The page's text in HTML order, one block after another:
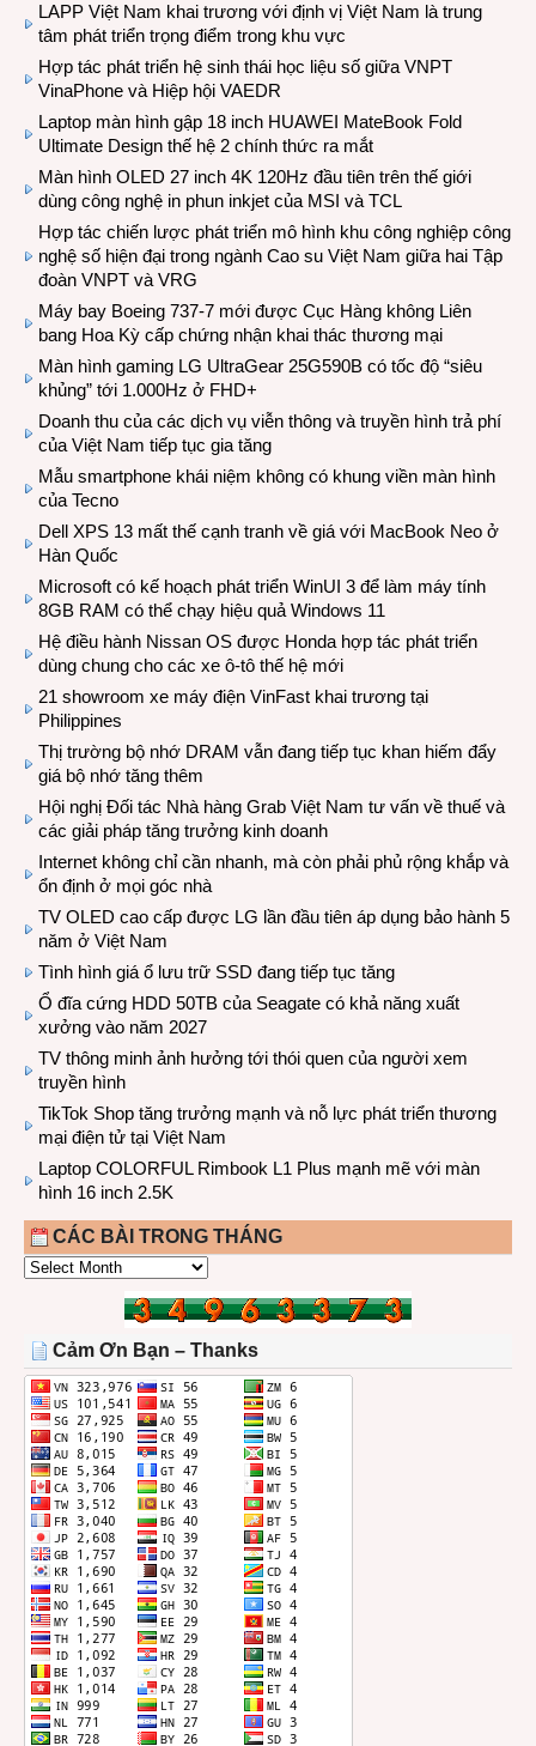
LAPP Việt Nam khai trương với định vị Việt Nam là trung
tâm phát triển trọng điểm trong khu vực
Hợp tác phát triển hệ sinh thái học liệu số giữa VNPT
VinaPhone và Hiệp hội VAEDR
Laptop màn hình gập 18 inch HUAWEI MateBook Fold
Ultimate Design thế hệ 2 chính thức ra mắt
Màn hình OLED 27 inch 4K 120Hz đầu tiên trên thế giới
dùng công nghệ in phun inkjet của MSI và TCL
Hợp tác chiến lược phát triển mô hình khu công nghiệp công
nghệ số hiện đại trong ngành Cao su Việt Nam giữa hai Tập
đoàn VNPT và VRG
Máy bay Boeing 737-7 mới được Cục Hàng không Liên
bang Hoa Kỳ cấp chứng nhận khai thác thương mại
Màn hình gaming LG UltraGear 25G590B có tốc độ “siêu
khủng” tới 1.000Hz ở FHD+
Doanh thu của các dịch vụ viễn thông và truyền hình trả phí
của Việt Nam tiếp tục gia tăng
Mẫu smartphone khái niệm không có khung viền màn hình
của Tecno
Dell XPS 13 mất thế cạnh tranh về giá với MacBook Neo ở
Hàn Quốc
Microsoft có kế hoạch phát triển WinUI 3 để làm máy tính
8GB RAM có thể chạy hiệu quả Windows 11
Hệ điều hành Nissan OS được Honda hợp tác phát triển
dùng chung cho các xe ô-tô thế hệ mới
21 showroom xe máy điện VinFast khai trương tại
Philippines
Thị trường bộ nhớ DRAM vẫn đang tiếp tục khan hiếm đẩy
giá bộ nhớ tăng thêm
Hội nghị Đối tác Nhà hàng Grab Việt Nam tư vấn về thuế và
các giải pháp tăng trưởng kinh doanh
Internet không chỉ cần nhanh, mà còn phải phủ rộng khắp và
ổn định ở mọi góc nhà
TV OLED cao cấp được LG lần đầu tiên áp dụng bảo hành 5
năm ở Việt Nam
Tình hình giá ổ lưu trữ SSD đang tiếp tục tăng
Ổ đĩa cứng HDD 50TB của Seagate có khả năng xuất
xưởng vào năm 2027
TV thông minh ảnh hưởng tới thói quen của người xem
truyền hình
TikTok Shop tăng trưởng mạnh và nỗ lực phát triển thương
mại điện tử tại Việt Nam
Laptop COLORFUL Rimbook L1 Plus mạnh mẽ với màn
hình 16 inch 2.5K
CÁC BÀI TRONG THÁNG
CÁC
THÁNG
Cảm Ơn Bạn – Thanks